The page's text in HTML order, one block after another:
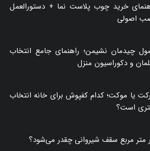
خرید چوب پلاست نما + دستورالعمل
اصولی
چیدمان نشیمن؛ راهنمای جامع انتخاب
و دکوراسیون منزل
یا موکت؛ کدام کفپوش برای خانه انتخاب
است؟
مربع سقف شیروانی چقدر می‌شود؟